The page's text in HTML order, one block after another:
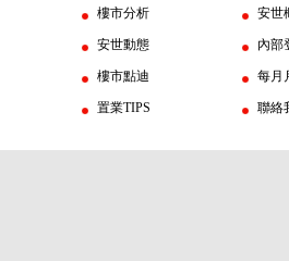
樓市分析 安世
安世動態 內部
樓市點迪 每月
置業TIPS 聯絡